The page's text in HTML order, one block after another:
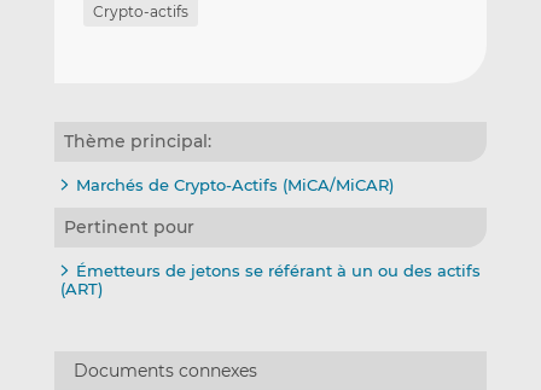
Crypto-actifs
Thème principal:
Marchés de Crypto-Actifs (MiCA/MiCAR)
Pertinent pour
Émetteurs de jetons se référant à un ou des actifs
(ART)
Documents connexes